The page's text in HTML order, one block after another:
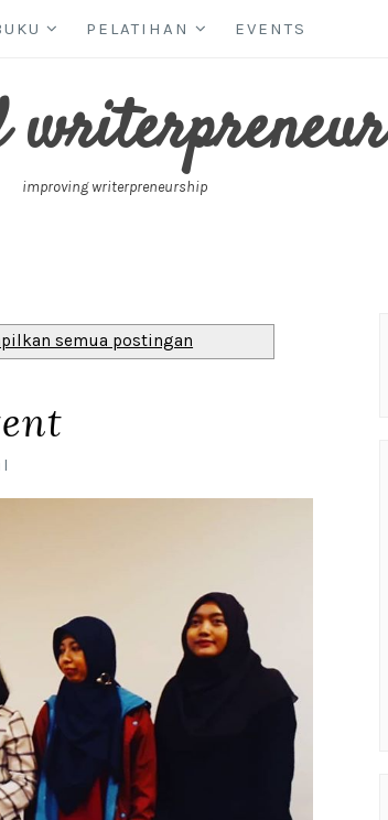
PELATIHAN EVENTS
writerpreneur
improving writerpreneurship
semua postingan